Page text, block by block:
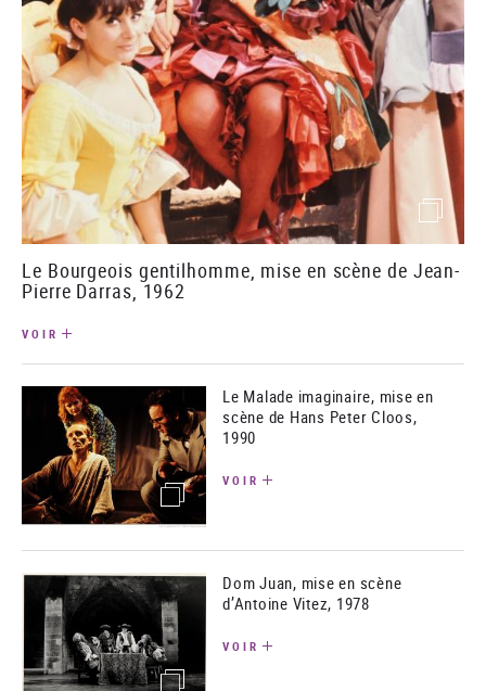
()image
Le Bourgeois gentilhomme, mise en scène de Jean-
Pierre Darras, 1962
VOIR
(image)
Le Malade imaginaire, mise en
scène de Hans Peter Cloos,
1990
VOIR
(image)
Dom Juan, mise en scène
d’Antoine Vitez, 1978
VOIR